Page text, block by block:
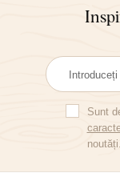
Sunt
noutăți.